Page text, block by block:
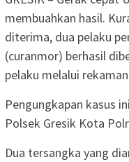
membuahkan hasil.
diterima, dua pelaku
(curanmor) berhasil
pelaku melalui
Pengungkapan kasus
Polsek Gresik Kota
Dua tersangka yang